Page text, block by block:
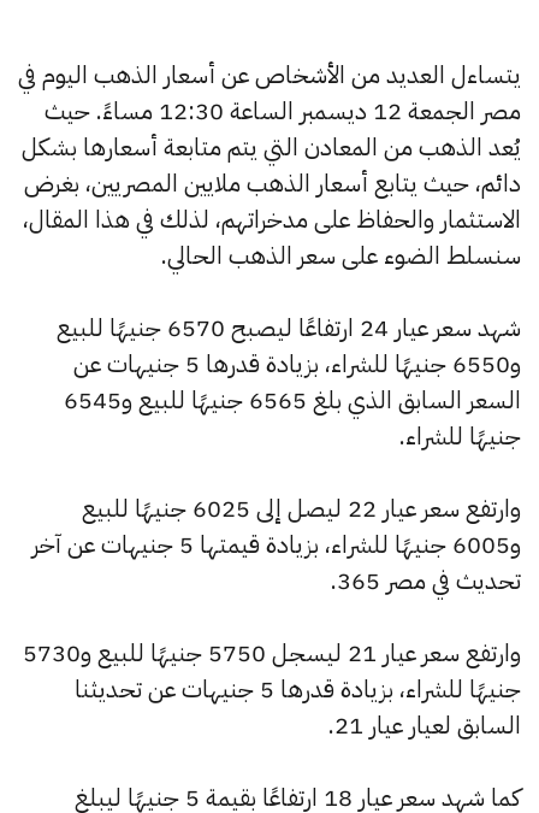
يتساءل العديد من الأشخاص عن أسعار الذهب اليوم في
مصر الجمعة 12 ديسمبر الساعة 12:30 مساءً. حيث
يُعد الذهب من المعادن التي يتم متابعة أسعارها بشكل
دائم، حيث يتابع أسعار الذهب ملايين المصريين، بغرض
الاستثمار والحفاظ على مدخراتهم، لذلك في هذا المقال،
سنسلط الضوء على سعر الذهب الحالي.
شهد سعر عيار 24 ارتفاعًا ليصبح 6570 جنيهًا للبيع
و6550 جنيهًا للشراء، بزيادة قدرها 5 جنيهات عن
السعر السابق الذي بلغ 6565 جنيهًا للبيع و6545
جنيهًا للشراء.
وارتفع سعر عيار 22 ليصل إلى 6025 جنيهًا للبيع
و6005 جنيهًا للشراء، بزيادة قيمتها 5 جنيهات عن آخر
تحديث في مصر 365.
وارتفع سعر عيار 21 ليسجل 5750 جنيهًا للبيع و5730
جنيهًا للشراء، بزيادة قدرها 5 جنيهات عن تحديثنا
السابق لعيار عيار 21.
كما شهد سعر عيار 18 ارتفاعًا بقيمة 5 جنيهًا ليبلغ